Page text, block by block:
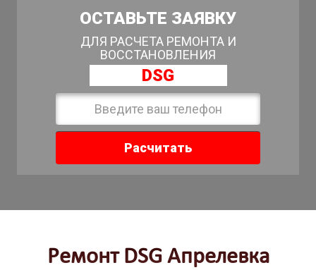
ОСТАВЬТЕ ЗАЯВКУ
ДЛЯ РАСЧЕТА РЕМОНТА И
ВОССТАНОВЛЕНИЯ
DSG
Расчитать
Ремонт DSG Апрелевка